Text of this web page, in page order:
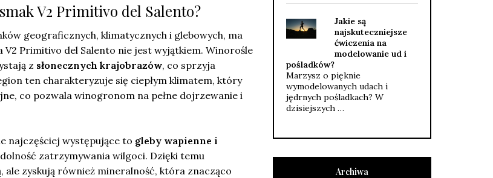
V2 Primitivo del Salento?
geograficznych, klimatycznych i glebowych, ma
V2 Primitivo del Salento nie jest wyjątkiem. Winorośle
z słonecznych krajobrazów, co sprzyja
ten charakteryzuje się ciepłym klimatem, który
co pozwala winogronom na pełne dojrzewanie i
najczęściej występujące to gleby wapienne i
zatrzymywania wilgoci. Dzięki temu
zyskują również mineralność, która znacząco
Jakie są
najskuteczniejsze
ćwiczenia na
modelowanie ud i
pośladków?
Marzysz o pięknie
wymodelowanych udach i
jędrnych pośladkach? W
dzisiejszych …
Archiwa